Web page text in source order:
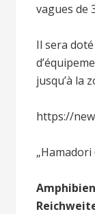
vagues de
Il sera
jusqu’à la
https://